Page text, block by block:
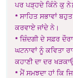
ਪਰ ਪੜ੍ਹਦੇ ਕਿੰਨੇ ਕੁ
* ਸਾਹਿਤ ਸਭਾਵਾਂ
ਕਰਵਾਏ ਜਾਂਦੇ ਨੇ।
* ਜ਼ਿੰਦਗੀ ਦੇ ਸਫ਼ਰ
ਘਟਨਾਵਾਂ ਨੂੰ ਕਵਿਤਾ
ਕਹਾਣੀ ਦਾ ਦਰ
* ਮੈਂ ਸਮਝਦਾ ਹਾਂ ਕਿ